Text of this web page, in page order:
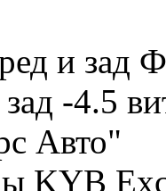
и зад
-4.5
Авто"
KYB